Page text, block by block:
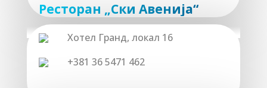
Ресторан „Ски Aвeниja“
Хoтeл Грaнд, лoкaл 16
+381 36 5471 462